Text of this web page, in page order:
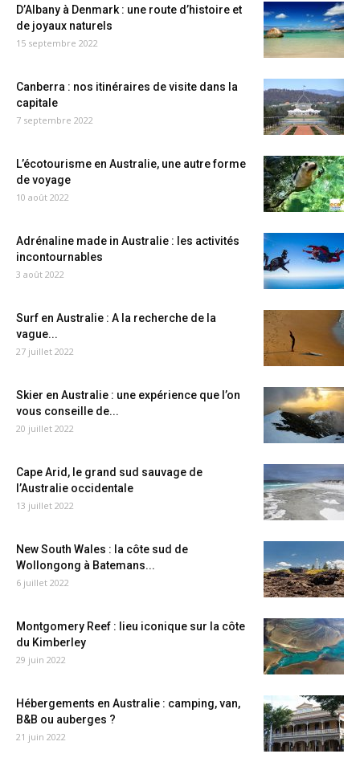
D’Albany à Denmark : une route d’histoire et
de joyaux naturels
15 septembre 2022
Canberra : nos itinéraires de visite dans la
capitale
7 septembre 2022
L’écotourisme en Australie, une autre forme
de voyage
10 août 2022
Adrénaline made in Australie : les activités
incontournables
3 août 2022
Surf en Australie : A la recherche de la
vague...
27 juillet 2022
Skier en Australie : une expérience que l’on
vous conseille de...
20 juillet 2022
Cape Arid, le grand sud sauvage de
l’Australie occidentale
13 juillet 2022
New South Wales : la côte sud de
Wollongong à Batemans...
6 juillet 2022
Montgomery Reef : lieu iconique sur la côte
du Kimberley
29 juin 2022
Hébergements en Australie : camping, van,
B&B ou auberges ?
21 juin 2022